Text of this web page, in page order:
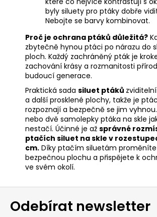
byly siluety pro ptáky dobře
Nebojte se barvy kombinovat.
Proč je ochrana ptáků důležitá?
zbytečně hynou ptáci po nárazu do
ploch. Každý zachráněný pták je
zachování krásy a rozmanitosti
budoucí generace.
Praktická sada siluet ptáků
a další prosklené plochy, takže je
rozpoznají a bezpečně se jim
nebo dvě samolepky ptáka na skle
nestačí. Účinné je až správné
ptačích siluet na skle v
cm. Díky ptačím siluetám
bezpečnou plochu a přispějete k
ve svém okolí.
Z
Odebírat newsletter